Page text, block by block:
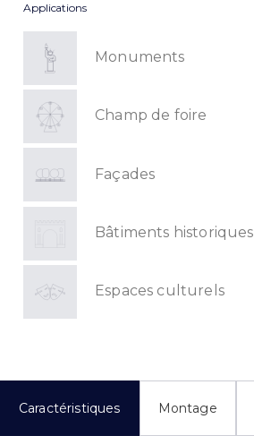
Applications
Monuments
Champ de foire
Façades
Bâtiments historiques
Espaces culturels
Caractéristiques Montage